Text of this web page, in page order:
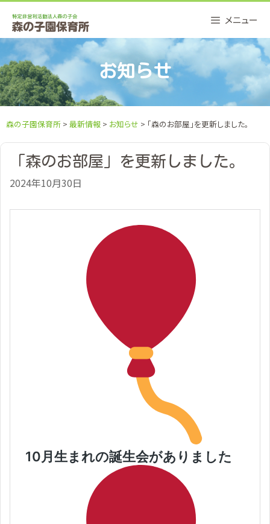
content
メニュー
お知らせ
森の子園保育所 > 最新情報 > お知らせ > 「森のお部屋」を更新しました。
「森のお部屋」を更新しました。
2024年10月30日